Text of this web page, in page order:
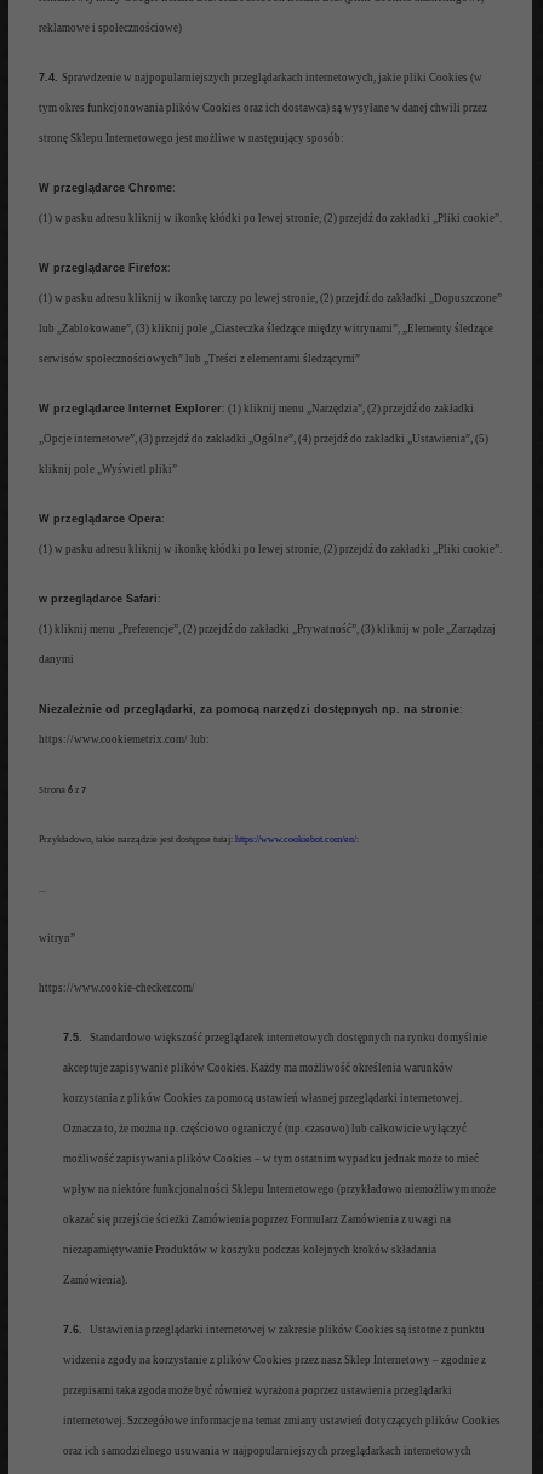
reklamowe i społecznościowe)
7.4. Sprawdzenie w najpopularniejszych przeglądarkach internetowych, jakie pliki Cookies (w
tym okres funkcjonowania p lików Cookies oraz ich dostawca) są wysyłane w danej c hwili przez
stronę Sklepu Internetowego jest możliwe w następujący sposób:
W przeglądarce Chrome:
(1) w pasku ad resu kliknij w ikonkę kłódki po lewej stronie, (2) przejdź do zakładki „Pliki cookie”.
W przeglądarce Firefox:
(1) w pas ku adresu kliknij w ikonkę tarczy po lewej stronie, (2) przejdź do zakładki „Dopuszczone”
lub „Zablokowane”, (3) kliknij pole „Ciasteczka śledzące między witrynami”, „Elementy śledzące
serwisów społecznościowych” lub „Treści z elementami śledzącymi”
W przeglądarce Internet Explorer: (1) kliknij menu „Narzędzia”, (2) przejdź do zakładki
„Opcje internetowe”, (3) przejdź do zakładki „Ogólne”, (4) przejdź do zakładki „Ustawienia”, (5)
kliknij pole „Wyświetl pliki”
W przeglądarce Opera:
(1) w pasku adresu kli knij w ikonkę kłódki po lewej stronie, (2) przejdź do zakładki „Pliki cookie”.
w przeglądarce Safari :
(1) kliknij menu „Preferencje”, (2) przejdź do zakładki „Prywatność”, (3) kliknij w pole „Zarządzaj
danymi
N iezależnie od przeglądarki, za pomocą narzędzi dostępnych np. na stronie:
https://www.cookiemetrix.com/ lub:
Strona 6 z 7
Przykładowo, takie narządzie jest dostępne tutaj: https://www.cookiebot.com/en/:
...
witryn”
https://www.cookie-checker.com/
7.5. Standardowo większość przeglądarek internetowych dostępnych na rynku domyślnie
akceptuje zapisywanie plików Cookies. Każdy ma możliwość określenia warunków
korzystania z plików Cookies za pomocą ustawień własnej przeglądarki internetowej.
Oznacza to, że można np. częściowo ograniczyć (np. czasowo) l ub całkowicie wyłączyć
możliwość zapisywania plików Cookies – w tym ostatnim wypadku jednak może to mieć
wpływ na niektóre funkcjonalności Sklepu Internetowego (przykładowo niemożliwym może
okazać się przejście ścieżki Zamówienia poprzez Formularz Zamówienia z uwagi na
niezapamiętywanie Produktów w koszyku pod czas kolejnych kroków składania
Zamówienia).
7.6. Ustawienia przeglądarki internetowej w zakresie plików Cookies są istotne z punktu
widzenia zgody na korzystanie z plików Cookies przez nasz Sklep Internetowy – zgodnie z
przepisami taka zgoda może być również wyrażona poprzez ustawienia przeglądarki
internetowej. Szczegółowe informacje na temat zmiany ustawień dotyczących plików Cookies
oraz ich samodzielnego usuwania w najpopularniejszych przeglądarkach internetowych